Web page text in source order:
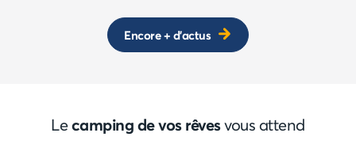
Encore + d'actus
Lecamping de vos rêvesvous attend